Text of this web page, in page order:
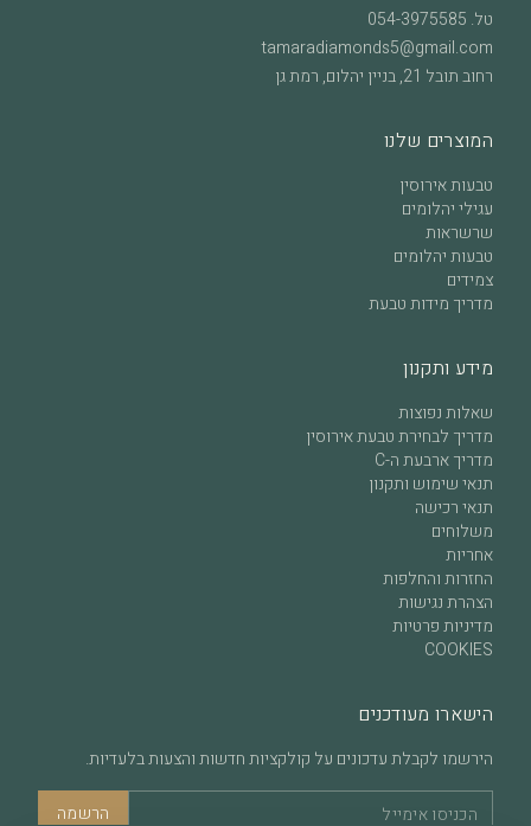
טל.
tamaradiamonds5@gmail.com
רחוב תובל 21, בניין יהלום, רמת גן
המוצרים שלנו
טבעות אירוסין
עגילי יהלומים
שרשראות
טבעות יהלומים
צמידים
מדריך מידות טבעת
מידע ותקנון
שאלות נפוצות
מדריך לבחירת טבעת אירוסין
מדריך ארבעת ה-C
תנאי שימוש ותקנון
תנאי רכישה
משלוחים
אחריות
החזרות והחלפות
הצהרת נגישות
מדיניות פרטיות
COOKIES
הישארו מעודכנים
הירשמו לקבלת עדכונים על קולקציות חדשות והצעות בלעדיות.
הרשמה